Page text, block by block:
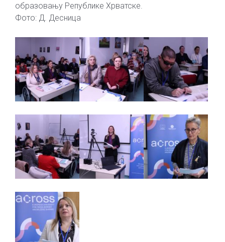
образовању Републике Хрватске.
Фото: Д. Десница